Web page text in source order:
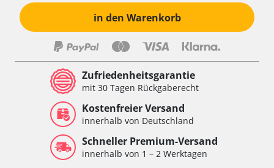
in den Warenkorb
Zufriedenheitsgarantie
mit 30 Tagen Rückgaberecht
Kostenfreier Versand
innerhalb von Deutschland
Schneller Premium-Versand
innerhalb von 1 – 2 Werktagen